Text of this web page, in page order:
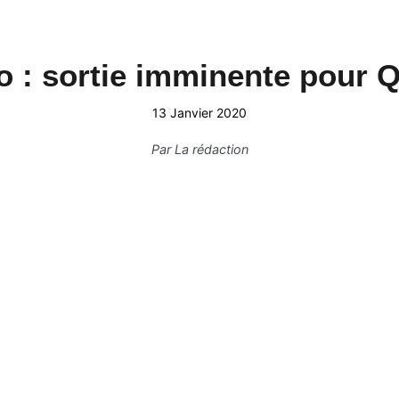
: sortie imminente pour
13 Janvier 2020
ParLa rédaction